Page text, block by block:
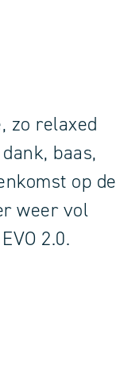
zo relaxed
baas,
op de
weer vol
2.0.